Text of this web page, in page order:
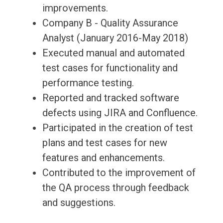
improvements.
Company B - Quality Assurance
Analyst (January 2016-May 2018)
Executed manual and automated
test cases for functionality and
performance testing.
Reported and tracked software
defects using JIRA and Confluence.
Participated in the creation of test
plans and test cases for new
features and enhancements.
Contributed to the improvement of
the QA process through feedback
and suggestions.